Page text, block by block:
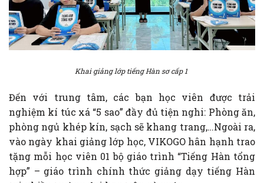
Khai giảng lớp tiếng Hàn sơ cấp 1
Đến với trung tâm, các bạn học viên được trải
nghiệm kí túc xá “5 sao” đầy đủ tiện nghi: Phòng ăn,
phòng ngủ khép kín, sạch sẽ khang trang,…Ngoài ra,
vào ngày khai giảng lớp học, VIKOGO hân hạnh trao
tặng mỗi học viên 01 bộ giáo trình “Tiếng Hàn tổng
hợp” – giáo trình chính thức giảng dạy tiếng Hàn